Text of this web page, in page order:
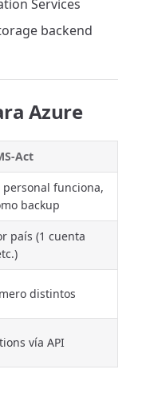
Services
backend
Azure
Act
personal funciona,
backup
país (1 cuenta
distintos
vía API